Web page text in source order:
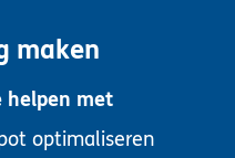
maken
helpen met
optimaliseren